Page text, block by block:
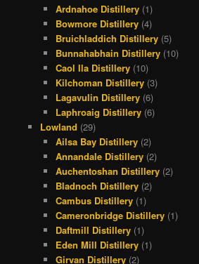
Ardnahoe Distillery (1)
Bowmore Distillery (4)
Bruichladdich Distillery (5)
Bunnahabhain Distillery (10)
Caol Ila Distillery (10)
Kilchoman Distillery (3)
Lagavulin Distillery (6)
Laphroaig Distillery (6)
Lowland (29)
Ailsa Bay Distillery (2)
Annandale Distillery (2)
Auchentoshan Distillery (2)
Bladnoch Distillery (2)
Cambus Distillery (1)
Cameronbridge Distillery (1)
Daftmill Distillery (1)
Eden Mill Distillery (1)
Girvan Distillery (2)